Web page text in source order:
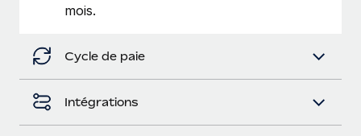
En savoir plus
mois.
Cycle de paie
Intégrations